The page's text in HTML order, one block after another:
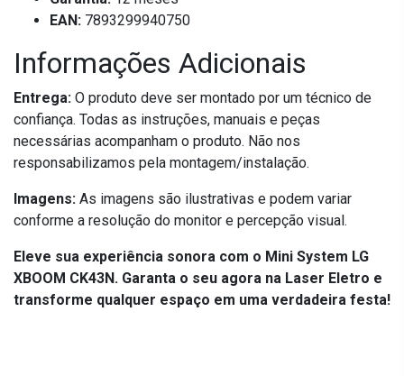
EAN: 7893299940750
Informações Adicionais
Entrega: O produto deve ser montado por um técnico de
confiança. Todas as instruções, manuais e peças
necessárias acompanham o produto. Não nos
responsabilizamos pela montagem/instalação.
Imagens: As imagens são ilustrativas e podem variar
conforme a resolução do monitor e percepção visual.
Eleve sua experiência sonora com o Mini System LG
XBOOM CK43N. Garanta o seu agora na Laser Eletro e
transforme qualquer espaço em uma verdadeira festa!